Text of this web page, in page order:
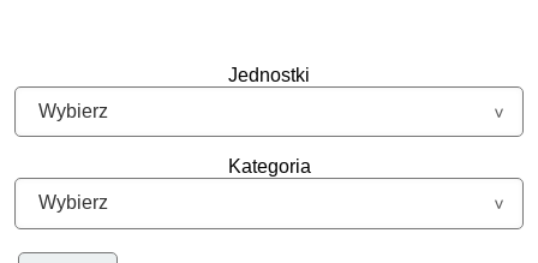
Jednostki
Kategoria